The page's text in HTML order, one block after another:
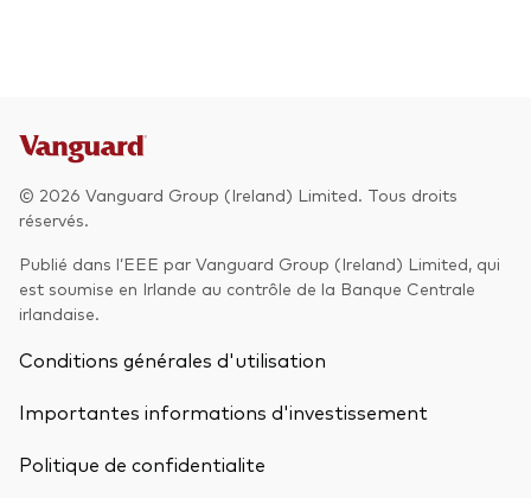
© 2026 Vanguard Group (Ireland) Limited. Tous droits
réservés.
Publié dans l’EEE par Vanguard Group (Ireland) Limited, qui
est soumise en Irlande au contrôle de la Banque Centrale
irlandaise.
Conditions générales d'utilisation
Importantes informations d'investissement
Politique de confidentialite